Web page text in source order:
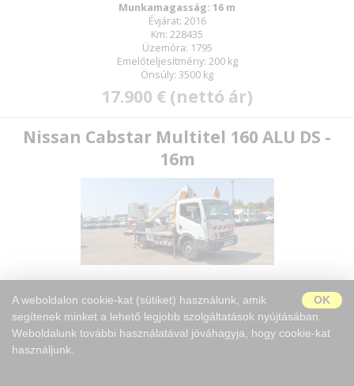
OK
A weboldalon cookie-kat (sütiket) használunk, amik
segítenek minket a lehető legjobb szolgáltatások nyújtásában.
Weboldalunk további használatával jóváhagyja, hogy cookie-kat
használjunk.
Munkamagasság: 16 m
Évjárat: 2016
Km: 228435
Üzemóra: 1795
Emelőteljesítmény: 200 kg
Önsúly: 3500 kg
17.900 € (nettó ár)
Nissan Cabstar Multitel 160 ALU DS -
16m
Évjárat: 2017
Km: 83802
Üzemóra: 4239